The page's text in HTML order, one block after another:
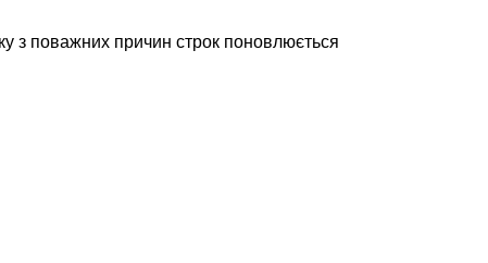
з поважних причин строк поновлюється